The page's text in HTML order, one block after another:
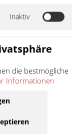
Selbst unsere
Inaktiv
die bestmögliche
Informationen